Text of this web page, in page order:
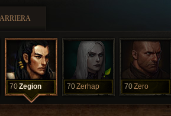
70Zegion 70Zerhap 70Zero